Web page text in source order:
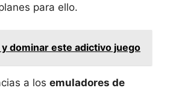
para ello.
y dominar este adictivo juego
a los emuladores de